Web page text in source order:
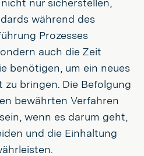
nur sicherstellen,
während des
Prozesses
auch die Zeit
benötigen, um ein neues
bringen. Die Befolgung
bewährten Verfahren
wenn es darum geht,
und die Einhaltung